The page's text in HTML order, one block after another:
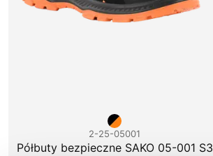
2-25-05001
Półbuty bezpieczne SAKO 05-001 S3